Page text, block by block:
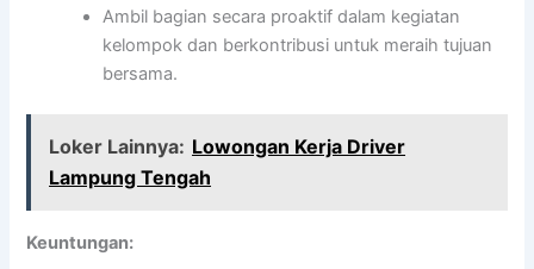
Ambil bagian secara proaktif dalam kegiatan
kelompok dan berkontribusi untuk meraih tujuan
bersama.
Loker Lainnya: Lowongan Kerja Driver
Lampung Tengah
Keuntungan: